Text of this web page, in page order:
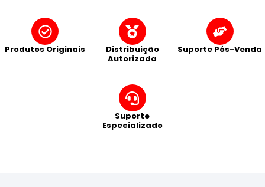
Produtos Originais
Distribuição
Autorizada
Suporte Pós-Venda
Suporte
Especializado